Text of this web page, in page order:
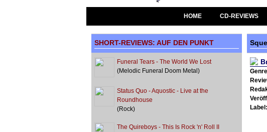
HOME CD-REVIEWS
Label:
SHORT-REVIEWS: AUF DEN PUNKT
Funeral Tears - The World We Lost
(Melodic Funeral Doom Metal)
Status Quo - Aquostic - Live at the
Roundhouse
(Rock)
The Quireboys - This Is Rock 'n' Roll II